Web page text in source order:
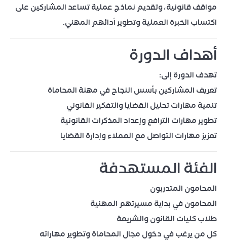
مواقف قانونية، وتقديم نماذج عملية تساعد المشاركين على
اكتساب الخبرة العملية وتطوير أدائهم المهني.
أهداف الدورة
تهدف الدورة إلى:
تعريف المشاركين بأسس النجاح في مهنة المحاماة
تنمية مهارات تحليل القضايا والتفكير القانوني
تطوير مهارات الترافع وإعداد المذكرات القانونية
تعزيز مهارات التواصل مع العملاء وإدارة القضايا
الفئة المستهدفة
المحامون المتدربون
المحامون في بداية مسيرتهم المهنية
طلاب كليات القانون والشريعة
كل من يرغب في دخول مجال المحاماة وتطوير مهاراته